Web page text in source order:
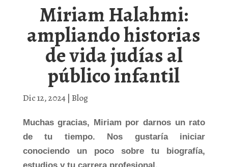
Miriam Halahmi:
ampliando historias
de vida judías al
público infantil
Dic 12, 2024| Blog
Muchas gracias, Miriam por darnos un rato
de tu tiempo. Nos gustaría iniciar
conociendo un poco sobre tu biografía,